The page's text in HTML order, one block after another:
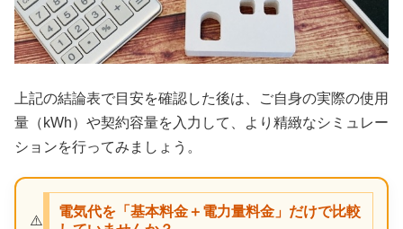
上記の結論表で目安を確認した後は、ご自身の実際の使用
量（kWh）や契約容量を入力して、より精緻なシミュレー
ションを行ってみましょう。
⚠️
電気代を「基本料金＋電力量料金」だけで比較